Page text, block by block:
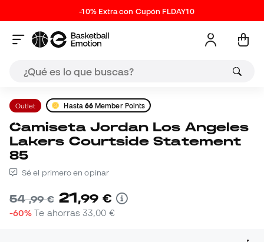
-10% Extra con Cupón FLDAY10
Outlet Hasta 66 Member Points
Camiseta Jordan Los Angeles
Lakers Courtside Statement
85
Sé el primero en opinar
54,99 € 21,99 €
-60% Te ahorras33,00 €